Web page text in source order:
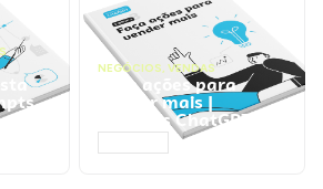
NEGÓCIOS, VENDAS
Faça ações para
vender mais |
Prompts ChatGPT